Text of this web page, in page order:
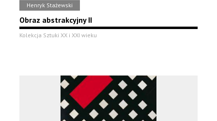
Henryk Stażewski
Obraz abstrakcyjny II
Kolekcja Sztuki XX i XXI wieku